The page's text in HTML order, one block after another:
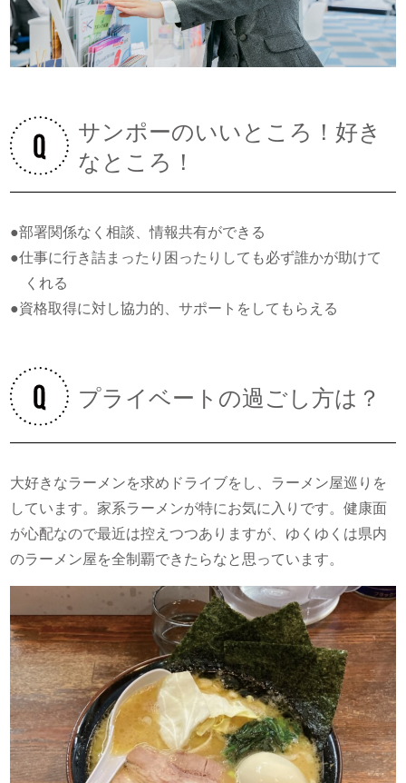
サンポーのいいところ！好き
なところ！
●部署関係なく相談、情報共有ができる
●仕事に行き詰まったり困ったりしても必ず誰かが助けて
くれる
●資格取得に対し協力的、サポートをしてもらえる
プライベートの過ごし方は？
大好きなラーメンを求めドライブをし、ラーメン屋巡りを
しています。家系ラーメンが特にお気に入りです。健康面
が心配なので最近は控えつつありますが、ゆくゆくは県内
のラーメン屋を全制覇できたらなと思っています。